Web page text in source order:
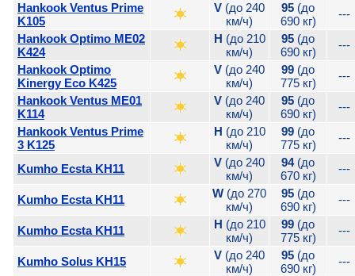
Hankook Ventus Prime
K105
V (до 240
км/ч)
95 (до
690 кг)
---
Hankook Optimo ME02
K424
H (до 210
км/ч)
95 (до
690 кг)
---
Hankook Optimo
Kinergy Eco K425
V (до 240
км/ч)
99 (до
775 кг)
---
Hankook Ventus ME01
K114
V (до 240
км/ч)
95 (до
690 кг)
---
Hankook Ventus Prime
3 K125
H (до 210
км/ч)
99 (до
775 кг)
---
Kumho Ecsta KH11 V (до 240
км/ч)
94(до
670 кг)
---
Kumho Ecsta KH11 W (до 270
км/ч)
95 (до
690 кг)
---
Kumho Ecsta KH11 H (до 210
км/ч)
99 (до
775 кг)
---
Kumho Solus KH15 V (до 240
км/ч)
95 (до
690 кг)
---